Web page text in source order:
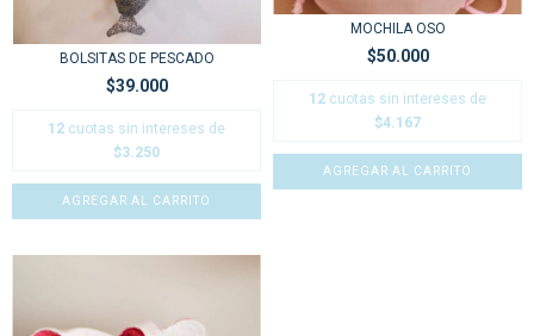
BOLSITAS DE PESCADO
$39.000
12 cuotas sin intereses de
$3.250
AGREGAR AL CARRITO
MOCHILA OSO
$50.000
12 cuotas sin intereses de
$4.167
AGREGAR AL CARRITO